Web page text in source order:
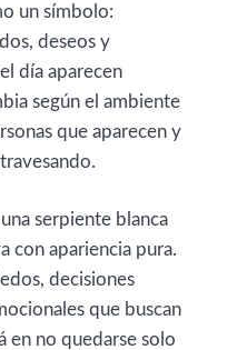
un símbolo:
deseos y
día aparecen
según el ambiente
que aparecen y
serpiente blanca
con apariencia pura.
decisiones
que buscan
en no quedarse solo